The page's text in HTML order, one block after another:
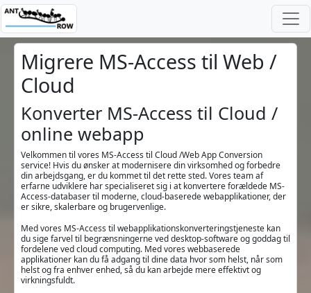
Migrere MS-Access til Web /
Cloud
Konverter MS-Access til Cloud /
online webapp
Velkommen til vores MS-Access til Cloud /Web App Conversion
service! Hvis du ønsker at modernisere din virksomhed og forbedre
din arbejdsgang, er du kommet til det rette sted. Vores team af
erfarne udviklere har specialiseret sig i at konvertere forældede MS-
Access-databaser til moderne, cloud-baserede webapplikationer, der
er sikre, skalerbare og brugervenlige.
Med vores MS-Access til webapplikationskonverteringstjeneste kan
du sige farvel til begrænsningerne ved desktop-software og goddag til
fordelene ved cloud computing. Med vores webbaserede
applikationer kan du få adgang til dine data hvor som helst, når som
helst og fra enhver enhed, så du kan arbejde mere effektivt og
virkningsfuldt.